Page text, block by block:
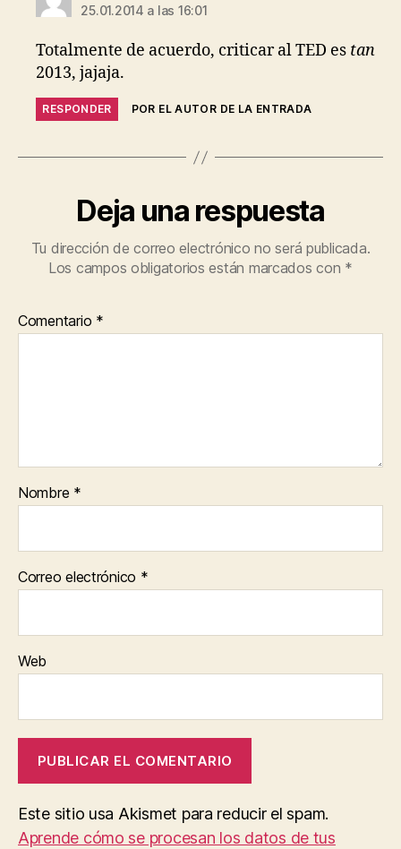
25.01.2014 a las 16:01
Totalmente de acuerdo, criticar al TED es tan
2013, jajaja.
RESPONDER POR EL AUTOR DE LA ENTRADA
Deja una respuesta
Tu dirección de correo electrónico no será publicada.
Los campos obligatorios están marcados con *
Comentario *
Nombre *
Correo electrónico *
Web
Este sitio usa Akismet para reducir el spam.
Aprende cómo se procesan los datos de tus